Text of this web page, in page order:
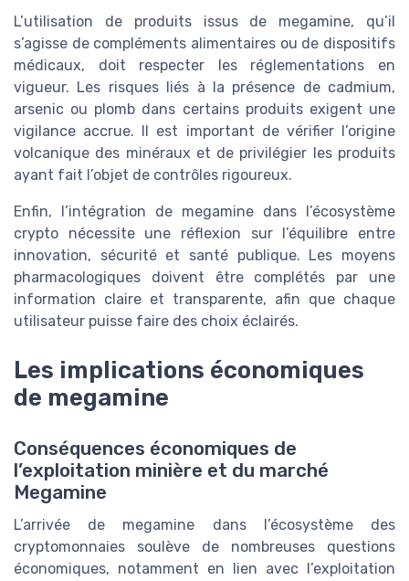
L’utilisation de produits issus de megamine, qu’il
s’agisse de compléments alimentaires ou de dispositifs
médicaux, doit respecter les réglementations en
vigueur. Les risques liés à la présence de cadmium,
arsenic ou plomb dans certains produits exigent une
vigilance accrue. Il est important de vérifier l’origine
volcanique des minéraux et de privilégier les produits
ayant fait l’objet de contrôles rigoureux.
Enfin, l’intégration de megamine dans l’écosystème
crypto nécessite une réflexion sur l’équilibre entre
innovation, sécurité et santé publique. Les moyens
pharmacologiques doivent être complétés par une
information claire et transparente, afin que chaque
utilisateur puisse faire des choix éclairés.
Les implications économiques
de megamine
Conséquences économiques de
l’exploitation minière et du marché
Megamine
L’arrivée de megamine dans l’écosystème des
cryptomonnaies soulève de nombreuses questions
économiques, notamment en lien avec l’exploitation